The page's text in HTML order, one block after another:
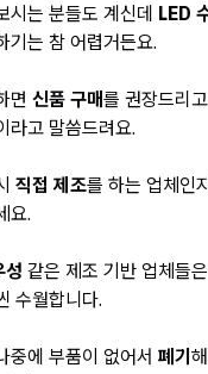
시는 분들도 계신데 LED
기는 참 어렵거든요.
면 신품 구매를 권장드리
라고 말씀드려요.
직접 제조를 하는 업체인
요.
성 같은 제조 기반 업체들
수월합니다.
중에 부품이 없어서 폐기